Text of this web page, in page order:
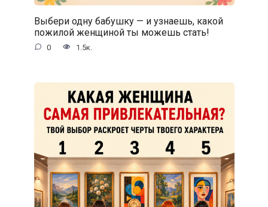
Выбери одну бабушку — и узнаешь, какой
пожилой женщиной ты можешь стать!
0 1.5к.